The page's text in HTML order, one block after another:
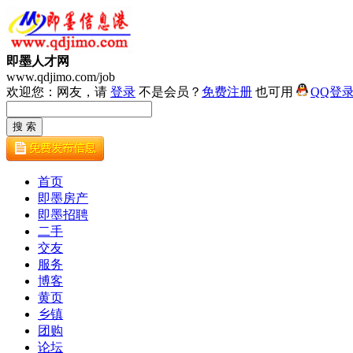
即墨人才网
www.qdjimo.com/job
欢迎您：网友，请 登录 不是会员？ 免费注册 也可用 QQ登
首页
即墨房产
即墨招聘
二手
交友
服务
博客
黄页
乡镇
团购
论坛